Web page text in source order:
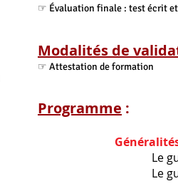
☞ Évaluation finale : test écrit
Modalités de
☞ Attestation de formation
Programme :
Le guidage d’un
Le guidage d’un